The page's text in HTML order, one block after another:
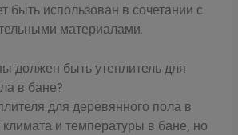
быть использован в сочетании с
материалами.
должен быть утеплитель для
в бане?
для деревянного пола в
климата и температуры в бане, но